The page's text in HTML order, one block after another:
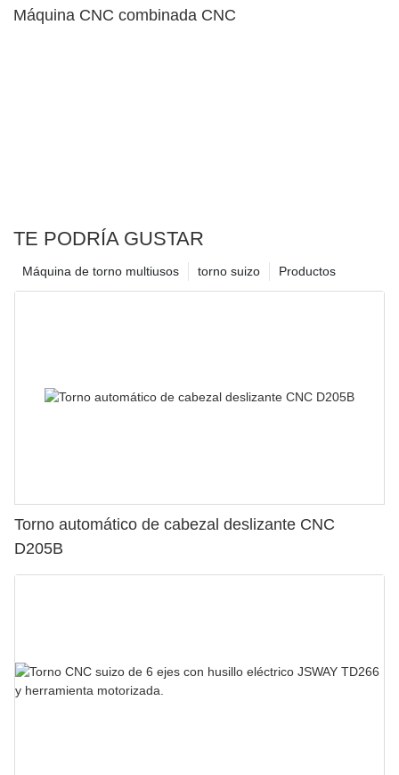
Máquina CNC combinada CNC
TE PODRÍA GUSTAR
Productos
torno suizo
Máquina de torno multiusos
Torno automático de cabezal deslizante CNC
D205B